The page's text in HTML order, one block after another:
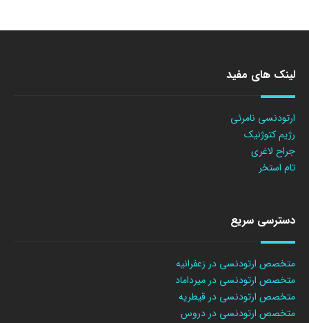
لینک های مفید
ارتودنسی نامرئی
رژیم کتوژنیک
جراح لاغری
تام استخر
دسترسی سریع
متخصص ارتودنسی در زعفرانیه
متخصص ارتودنسی در میرداماد
متخصص ارتودنسی در قیطریه
متخصص ارتودنسی در دروس